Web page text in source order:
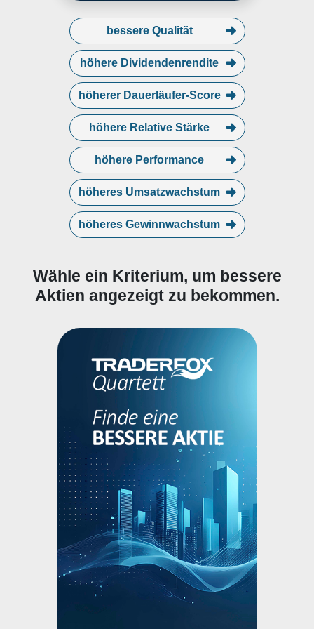
bessere Qualität
höhere Dividendenrendite
höherer Dauerläufer-Score
höhere Relative Stärke
höhere Performance
höheres Umsatzwachstum
höheres Gewinnwachstum
Wähle ein Kriterium, um bessere
Aktien angezeigt zu bekommen.